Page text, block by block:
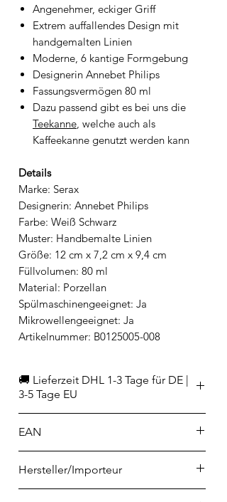
Angenehmer, eckiger Griff
Extrem auffallendes Design mit
handgemalten Linien
Moderne, 6 kantige Formgebung
Designerin Annebet Philips
Fassungsvermögen 80 ml
Dazu passend gibt es bei uns die
Teekanne , welche auch als
Kaffeekanne genutzt werden kann
Details
Marke: Serax
Designerin: Annebet Philips
Farbe: Weiß Schwarz
Muster: Handbemalte Linien
Größe: 12 cm x 7,2 cm x 9,4 cm
Füllvolumen: 80 ml
Material: Porzellan
Spülmaschinengeeignet: Ja
Mikrowellengeeignet: Ja
Artikelnummer: B0125005-008
🚚 Lieferzeit DHL 1-3 Tage für DE |
3-5 Tage EU
EAN
Hersteller/Importeur